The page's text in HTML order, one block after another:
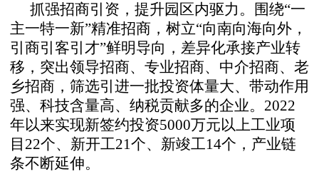
抓强招商引资，提升园区内驱力。围绕“一
主一特一新”精准招商，树立“向南向海向外，
引商引客引才”鲜明导向，差异化承接产业转
移，突出领导招商、专业招商、中介招商、老
乡招商，筛选引进一批投资体量大、带动作用
强、科技含量高、纳税贡献多的企业。2022
年以来实现新签约投资5000万元以上工业项
目22个、新开工21个、新竣工14个，产业链
条不断延伸。